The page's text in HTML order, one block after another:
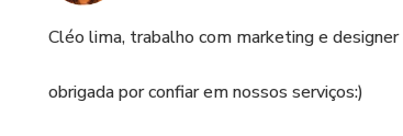
Cléo lima, trabalho com marketing e
obrigada por confiar em nossos serviços:)